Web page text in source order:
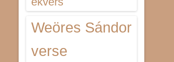
Weöres Sándor
verse